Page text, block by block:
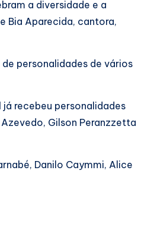
a diversidade e a
Bia Aparecida, cantora,
personalidades de vários
já recebeu personalidades
Gilson Peranzzetta
Danilo Caymmi, Alice